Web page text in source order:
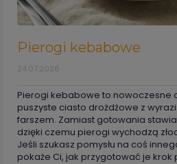
Pierogi kebabowe
24.07.2026
Pierogi kebabowe to nowoczesne
puszyste ciasto drożdżowe z
farszem. Zamiast gotowania
dzięki czemu pierogi wychodzą
Jeśli szukasz pomysłu na coś
pokaże Ci, jak przygotować je krok